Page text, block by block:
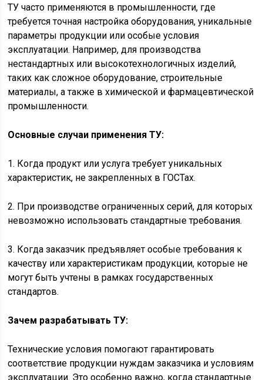
ТУ часто применяются в промышленности, где
требуется точная настройка оборудования, уникальные
параметры продукции или особые условия
эксплуатации. Например, для производства
нестандартных или высокотехнологичных изделий,
таких как сложное оборудование, строительные
материалы, а также в химической и фармацевтической
промышленности.
Основные случаи применения ТУ:
1. Когда продукт или услуга требует уникальных
характеристик, не закрепленных в ГОСТах.
2. При производстве ограниченных серий, для которых
невозможно использовать стандартные требования.
3. Когда заказчик предъявляет особые требования к
качеству или характеристикам продукции, которые не
могут быть учтены в рамках государственных
стандартов.
Зачем разрабатывать ТУ:
Технические условия помогают гарантировать
соответствие продукции нуждам заказчика и условиям
эксплуатации. Это особенно важно, когда стандартные